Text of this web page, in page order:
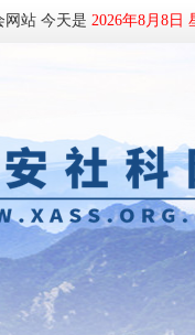
网站 今天是 2026年8月8日